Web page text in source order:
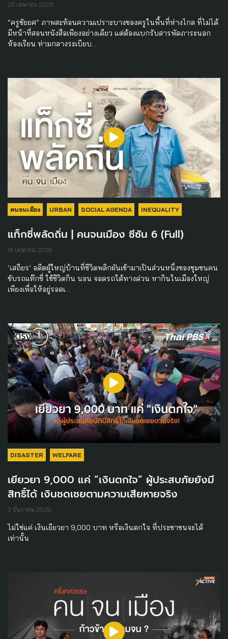
23 เมษายน 2026
“ครูชัยยศ” ภาพสะท้อนความเปราะบางของครูในพื้นที่ห่างไกล ที่ไม่ได้
มีหน้าที่สอนหนังสือเพียงอย่างเดียว แต่ต้องแบกรับสารพัดภาระนอก
ห้องเรียน ท่ามกลางระเบียบ…
คนจนเมือง URBAN SOCIAL AGENDA INEQUALITY
แท็กซี่พลัดถิ่น | คนจนเมือง ซีซัน 6 (Full)
16 เมษายน 2026
‘เสถียร’ อดีตผู้ใหญ่บ้านที่ชีวิตพลิกผันเข้ามาเป็นส่วนหนึ่งของชุมชนคน
ขับรถแท๊กซี่ ใช้ชีวิตกิน นอน จอดรถใต้ทางด่วน หากินในเมืองใหญ่
เพียงเพื่อให้อยู่รอดเ…
DISASTER WELFARE
เยียวยา 9,000 แค่ “เงินตกใจ” ผู้ประสบภัยยังมี
สิทธิ์ได้ เงินชดเชยตามความเสียหายจริง
3 ธันวาคม 2025
ไม่ใช่แค่ เงินเยียวยา 9,000 บาท หรือเงินตกใจ ที่ประชาชนจะได้
เท่านั้น